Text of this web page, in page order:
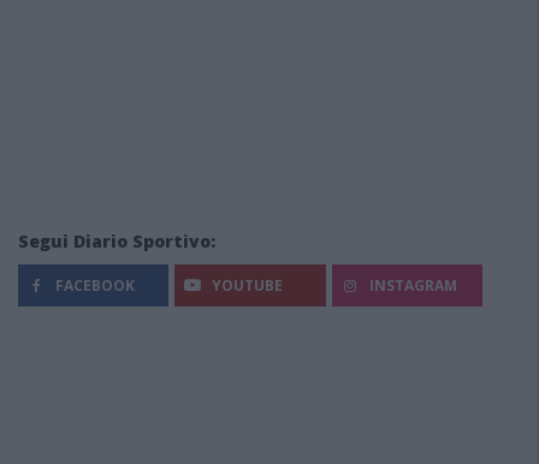
Segui Diario Sportivo:
FACEBOOK YOUTUBE INSTAGRAM